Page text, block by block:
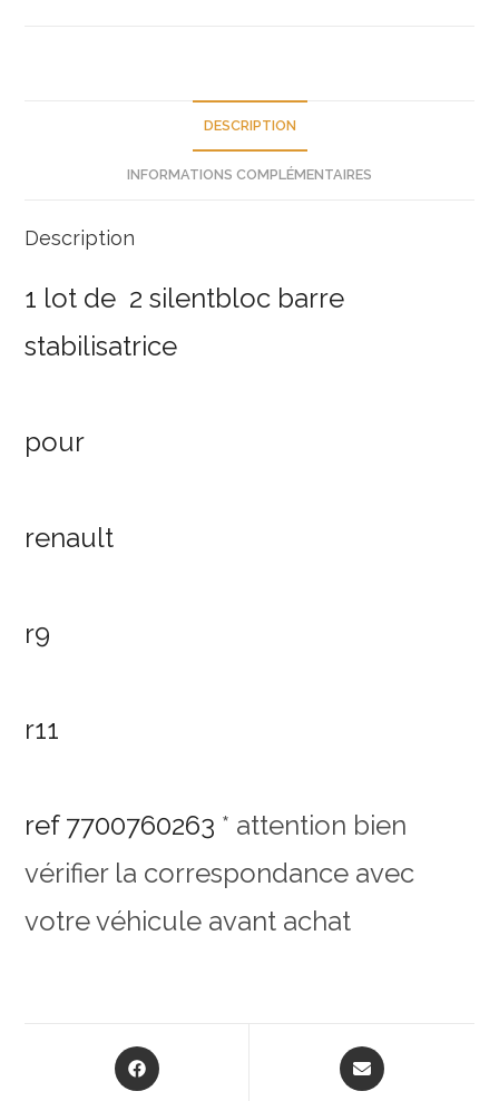
DESCRIPTION
INFORMATIONS COMPLÉMENTAIRES
Description
1 lot de 2 silentbloc barre
stabilisatrice
pour
renault
r9
r11
ref 7700760263 * attention bien
vérifier la correspondance avec
votre véhicule avant achat
Opens
in
Opens
in